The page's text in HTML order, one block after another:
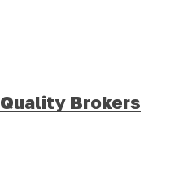
Quality Brokers